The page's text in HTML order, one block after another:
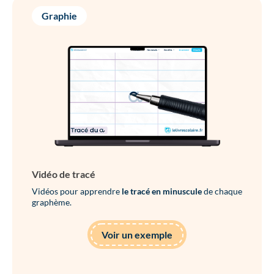
Graphie
Vidéo de tracé
Vidéos pour apprendre le tracé en minusculede chaque
graphème.
Voir un exemple